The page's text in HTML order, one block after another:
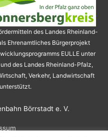
des Landes Rheinland-
Ehrenamtliches Bürgerprojekt
EULLE unter
des Landes Rheinland-Pfalz,
Verkehr, Landwirtschaft
Börrstadt e. V.